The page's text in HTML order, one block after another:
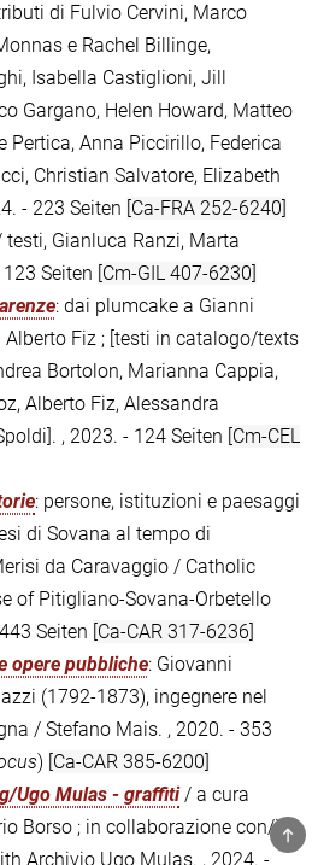
di Fulvio Cervini, Marco
e Rachel Billinge,
Isabella Castiglioni, Jill
Gargano, Helen Howard, Matteo
Pertica, Anna Piccirillo, Federica
Christian Salvatore, Elizabeth
- 223 Seiten [Ca-FRA 252-6240]
Gianluca Ranzi, Marta
Seiten [Cm-GIL 407-6230]
: dai plumcake a Gianni
Alberto Fiz ; [testi in catalogo/texts
Bortolon, Marianna Cappia,
Alberto Fiz, Alessandra
, 2023. - 124 Seiten [Cm-CEL
: persone, istituzioni e paesaggi
di Sovana al tempo di
da Caravaggio / Catholic
of Pitigliano-Sovana-Orbetello
Seiten [Ca-CAR 317-6236]
opere pubbliche: Giovanni
(1792-1873), ingegnere nel
/ Stefano Mais. , 2020. - 353
) [Ca-CAR 385-6200]
Ugo Mulas - graffiti/ a cura
Borso ; in collaborazione con/in
Archivio Ugo Mulas. , 2024. -
TOP